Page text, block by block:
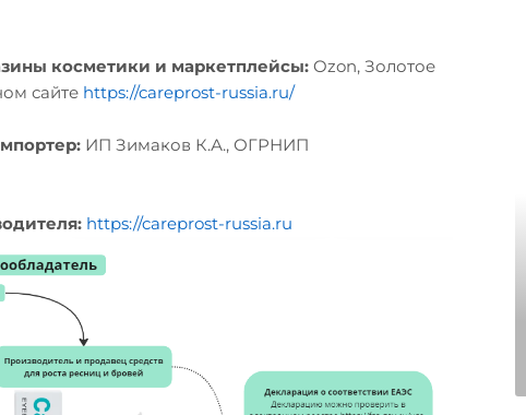
косметики и маркетплейсы: Ozon, Золотое
сайте https://careprost-russia.ru/
ИП Зимаков К.А., ОГРНИП
https://careprost-russia.ru